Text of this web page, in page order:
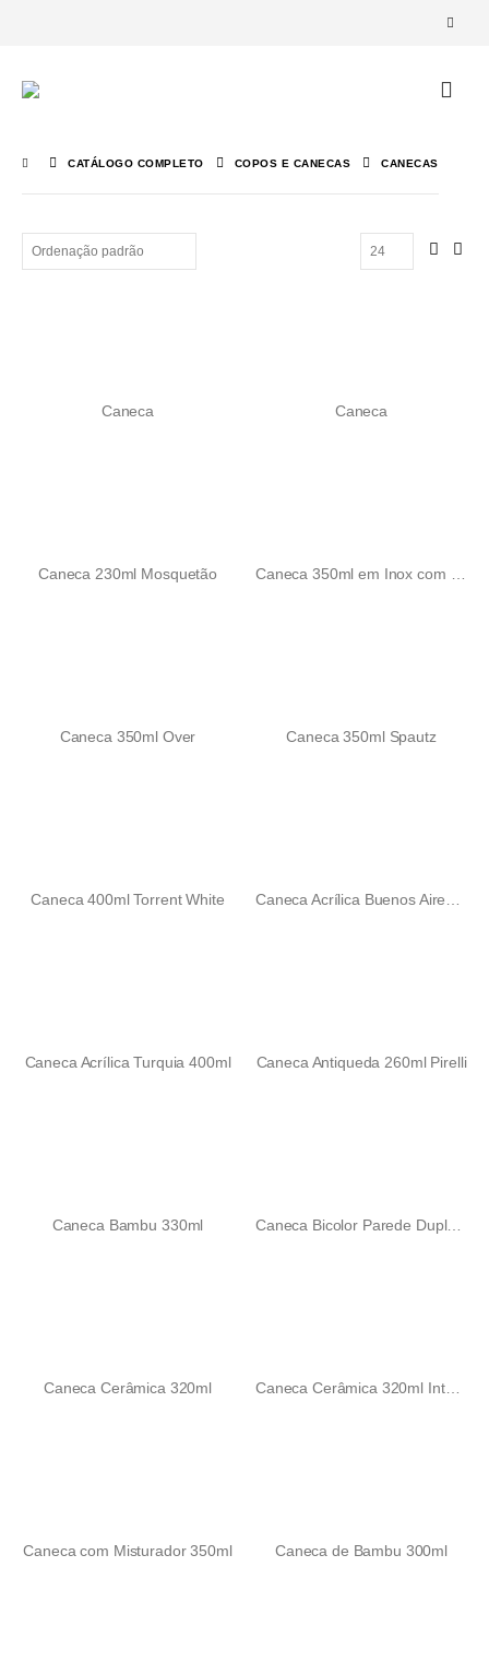
CATÁLOGO COMPLETO COPOS E CANECAS CANECAS
Caneca Caneca
Caneca 230ml Mosquetão
Caneca 350ml Over Caneca 350ml Spautz
Caneca 400ml Torrent White
Caneca Acrílica Turquia 400ml Caneca Antiqueda 260ml Pirelli
Caneca Bambu 330ml Caneca Bicolor Parede Dupla 250ml
Caneca Cerâmica 320ml Caneca Cerâmica 320ml Interno Colorido
Caneca com Misturador 350ml Caneca de Bambu 300ml